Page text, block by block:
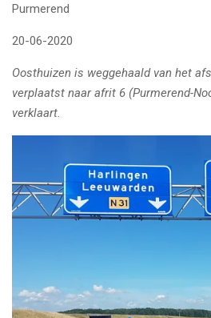
Purmerend
20-06-2020
Oosthuizen is weggehaald van het
verplaatst naar afrit 6 (Purmerend-
verklaart.